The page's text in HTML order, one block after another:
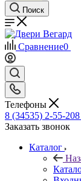
Поиск
Сравнение0
Телефоны
8 (34535) 2-55-20
Заказать звонок
Каталог